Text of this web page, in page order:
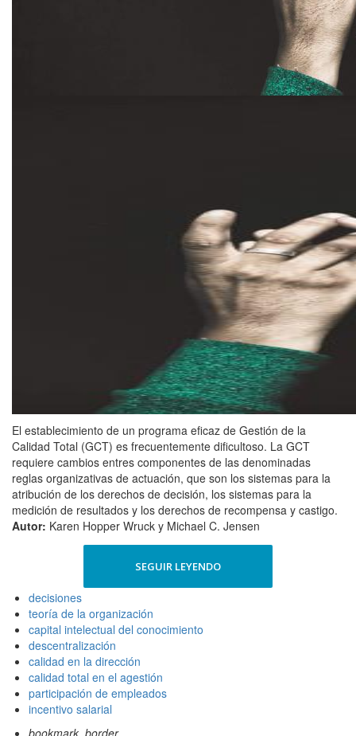
El establecimiento de un programa eficaz de Gestión de la
Calidad Total (GCT) es frecuentemente dificultoso. La GCT
requiere cambios entres componentes de las denominadas
reglas organizativas de actuación, que son los sistemas para la
atribución de los derechos de decisión, los sistemas para la
medición de resultados y los derechos de recompensa y castigo.
Autor: Karen Hopper Wruck y Michael C. Jensen
SEGUIR LEYENDO
decisiones
teoría de la organización
capital intelectual del conocimiento
descentralización
calidad en la dirección
calidad total en el agestión
participación de empleados
incentivo salarial